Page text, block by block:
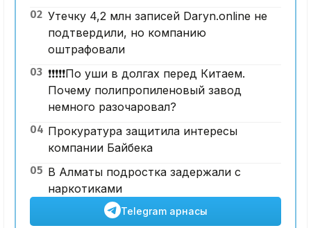
02 Утечку 4,2 млн записей Daryn.online не
подтвердили, но компанию
оштрафовали
03 ❗️❗️❗️❗️❗️По уши в долгах перед Китаем.
Почему полипропиленовый завод
немного разочаровал?
04 Прокуратура защитила интересы
компании Байбека
05 В Алматы подростка задержали с
наркотиками
Telegram арнасы